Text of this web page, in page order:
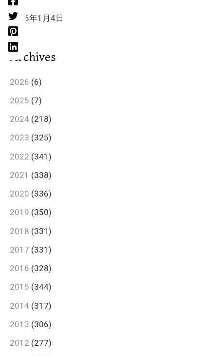
2026年1月4日
Archives
2026 (6)
2025 (7)
2024 (218)
2023 (325)
2022 (341)
2021 (338)
2020 (336)
2019 (350)
2018 (331)
2017 (331)
2016 (328)
2015 (344)
2014 (317)
2013 (306)
2012 (277)